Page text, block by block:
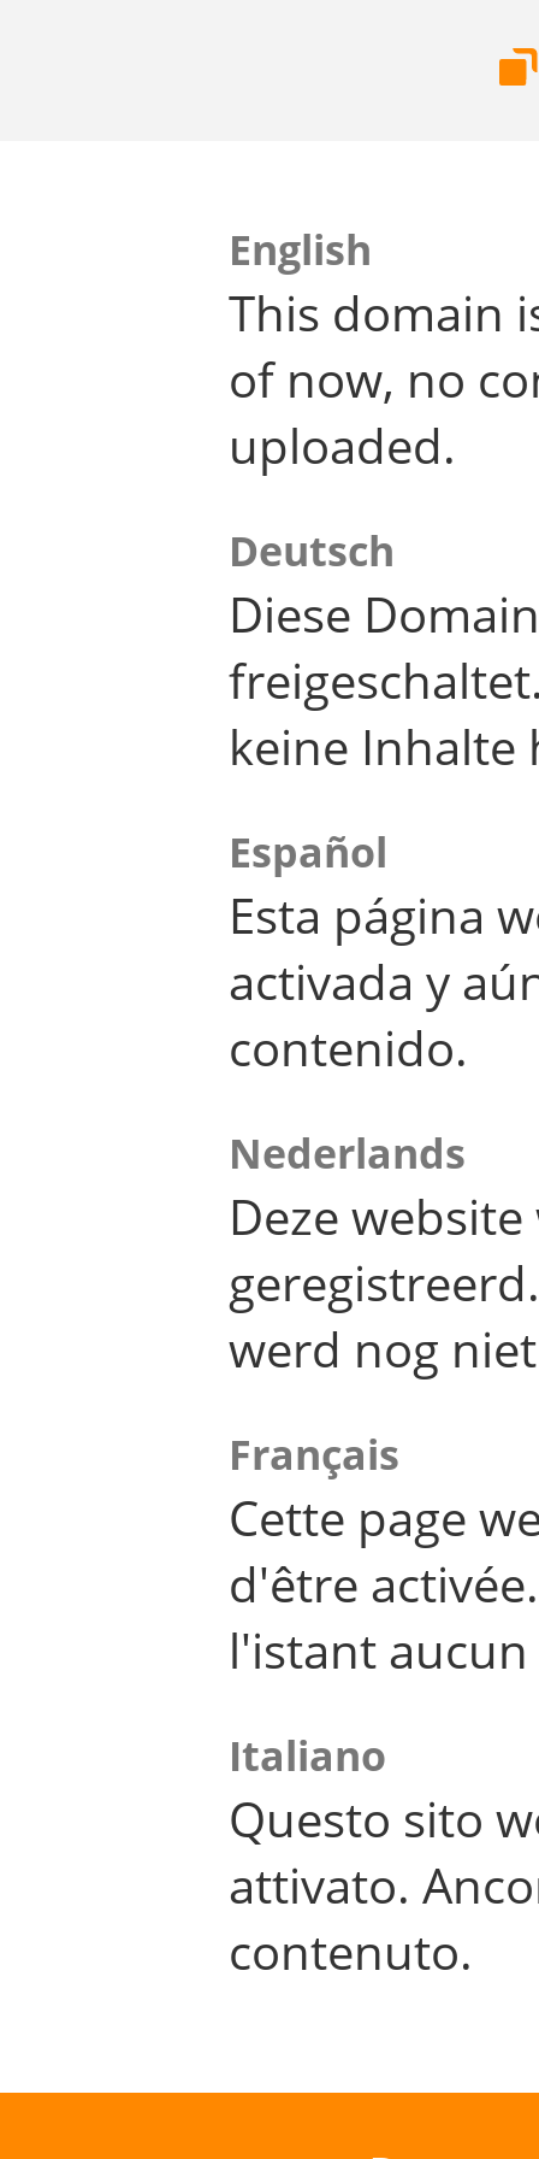
English
This domain
of now, no
uploaded.
Deutsch
Diese
keine Inhalte
Español
Esta página
activada y
contenido.
Nederlands
Deze
werd nog
Français
Cette page
d'être
l'istant
Italiano
Questo sito
attivato.
contenuto.